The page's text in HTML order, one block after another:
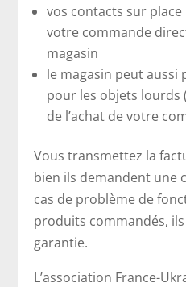
vos contacts sur
votre commande
magasin
le magasin peut
pour les objets
de l’achat de votre
Vous transmettez la
bien ils demandent une
cas de problème de
produits commandés,
garantie.
L’association France-